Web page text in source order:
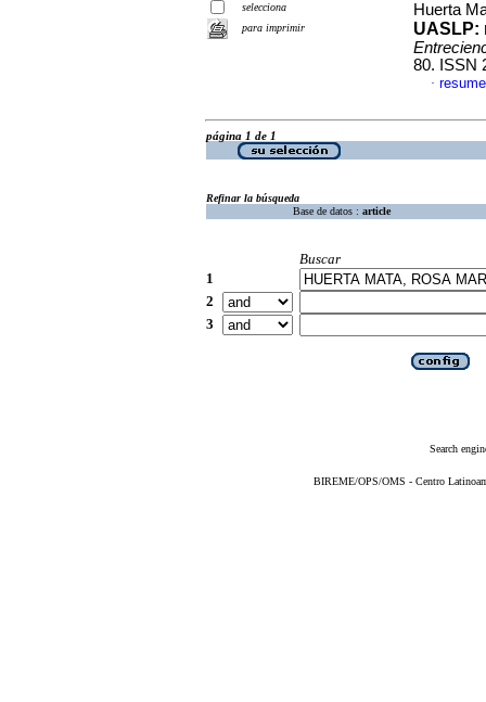
selecciona
para imprimir
Huerta
UASLP:
80. ISSN
·
página 1 de 1
Refinar la búsqueda
Base de datos : article
Buscar
1
2
3
Search
BIREME/OPS/OMS - Centro